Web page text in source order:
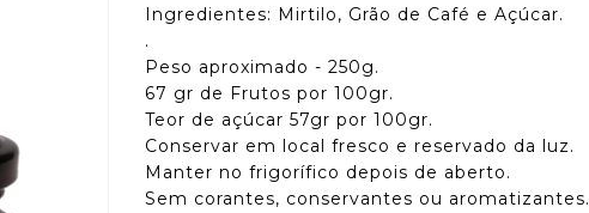
Ingredientes: Mirtilo, Grão de Café e Açúcar.
.
Peso aproximado - 250g.
67 gr de Frutos por 100gr.
Teor de açúcar 57gr por 100gr.
Conservar em local fresco e reservado da luz.
Manter no frigorífico depois de aberto.
Sem corantes, conservantes ou aromatizantes.